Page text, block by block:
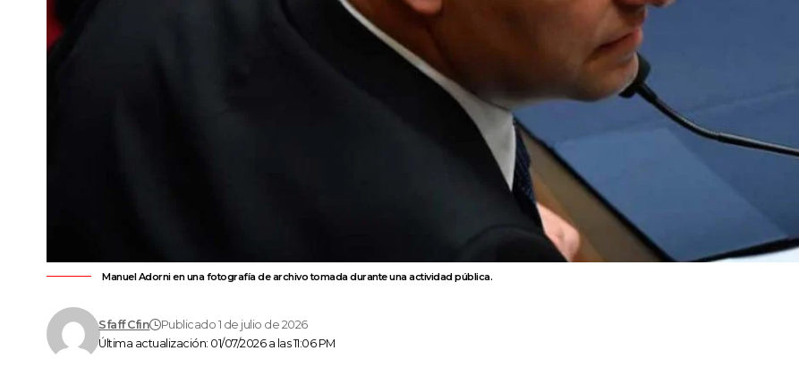
Manuel Adorni en una fotografía de archivo tomada durante una actividad pública.
Última actualización: 01/07/2026 a las 11:06 PM
Sfaff Cfin Publicado 1 de julio de 2026